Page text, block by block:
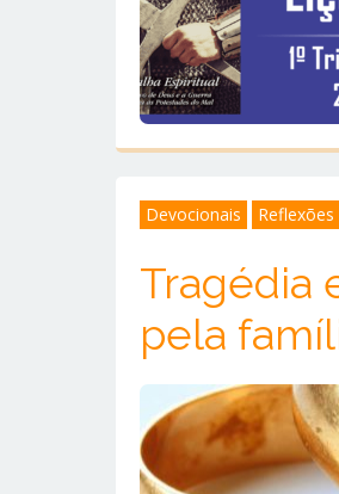
Devocionais Reflexões
Tragédia
pela